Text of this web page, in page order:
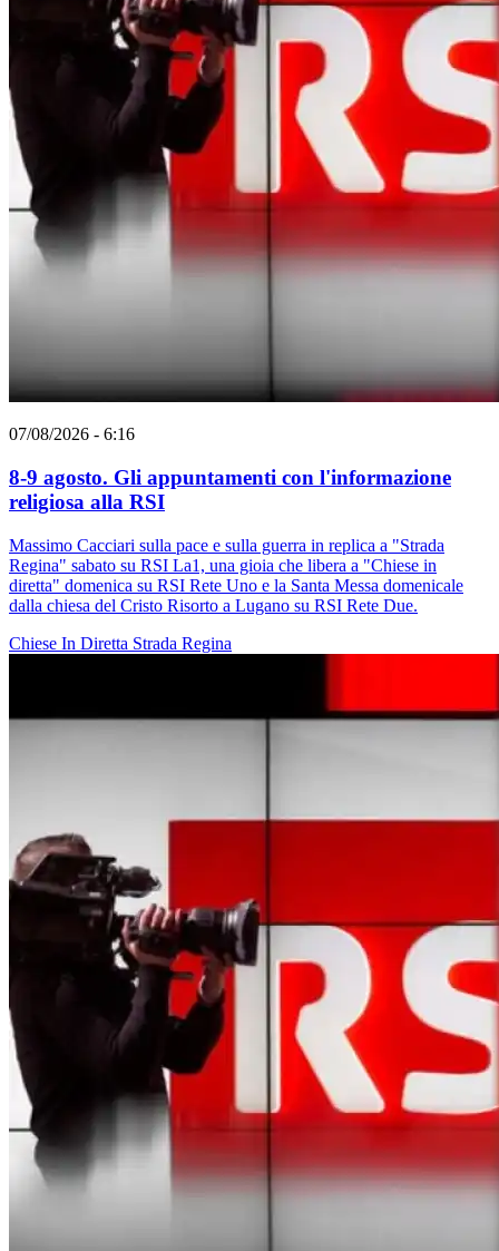
07/08/2026 - 6:16
8-9 agosto. Gli appuntamenti con l'informazione
religiosa alla RSI
Massimo Cacciari sulla pace e sulla guerra in replica a "Strada
Regina" sabato su RSI La1, una gioia che libera a "Chiese in
diretta" domenica su RSI Rete Uno e la Santa Messa domenicale
dalla chiesa del Cristo Risorto a Lugano su RSI Rete Due.
Chiese In Diretta Strada Regina